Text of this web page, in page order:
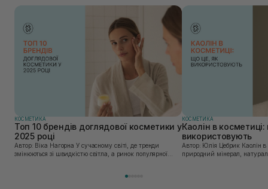
КОСМЕТИКА
Топ 10 брендів доглядової косметики у
2025 році
Автор: Віка Нагорна У сучасному світі, де тренди
змінюються зі швидкістю світла, а ринок популярної
КОСМЕТИКА
Каолін в
використовують
Автор: Юлія Цебрик Каолін в косметології – це
природний мінерал,